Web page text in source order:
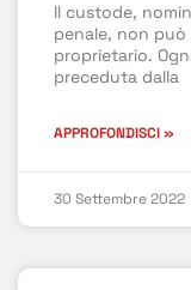
Il custode,
penale, non
proprietario.
preceduta dalla
APPROFONDISCI »
30 Settembre 2022